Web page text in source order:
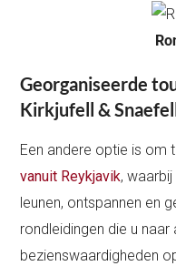
Georganiseerde
Kirkjufell &
Een andere optie is om
vanuit Reykjavik,
leunen, ontspannen en
rondleidingen die u naar
bezienswaardigheden